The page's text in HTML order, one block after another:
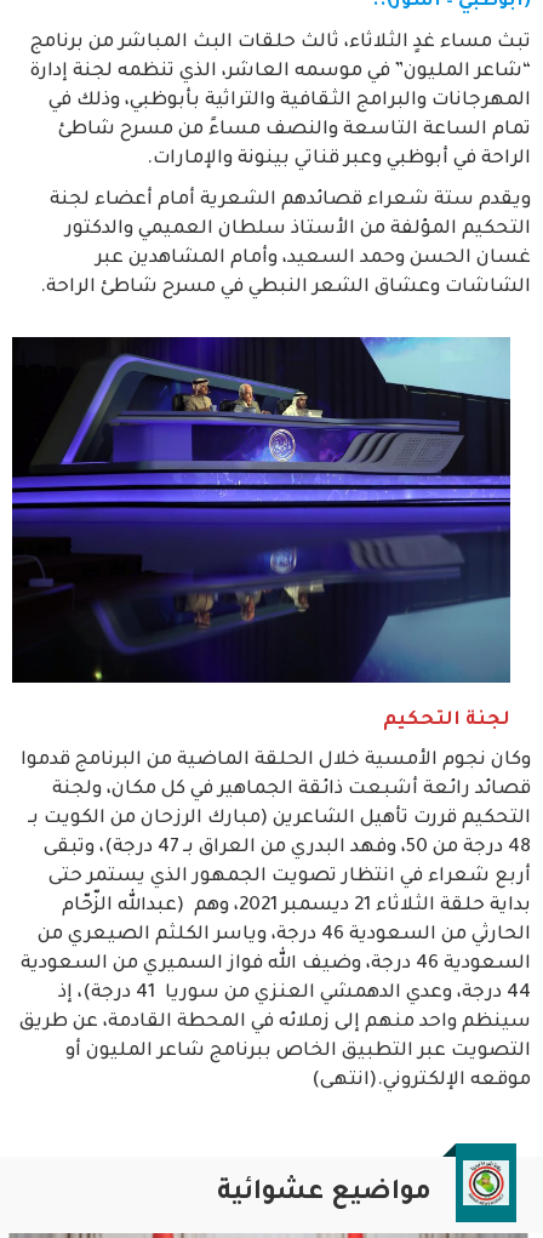
تبث مساء غدٍ الثلاثاء، ثالث حلقات البث المباشر من برنامج
“شاعر المليون” في موسمه العاشر، الذي تنظمه لجنة إدارة
المهرجانات والبرامج الثقافية والتراثية بأبوظبي، وذلك في
تمام الساعة التاسعة والنصف مساءً من مسرح شاطئ
الراحة في أبوظبي وعبر قناتي بينونة والإمارات.
ويقدم ستة شعراء قصائدهم الشعرية أمام أعضاء لجنة
التحكيم المؤلفة من الأستاذ سلطان العميمي والدكتور
غسان الحسن وحمد السعيد، وأمام المشاهدين عبر
الشاشات وعشاق الشعر النبطي في مسرح شاطئ الراحة.
لجنة التحكيم
وكان نجوم الأمسية خلال الحلقة الماضية من البرنامج قدموا
قصائد رائعة أشبعت ذائقة الجماهير في كل مكان، ولجنة
التحكيم قررت تأهيل الشاعرين (مبارك الرزحان من الكويت بـ
48 درجة من 50، وفهد البدري من العراق بـ 47 درجة)، وتبقى
أربع شعراء في انتظار تصويت الجمهور الذي يستمر حتى
بداية حلقة الثلاثاء 21 ديسمبر 2021، وهم (عبدالله الزّحّام
الحارثي من السعودية 46 درجة، وياسر الكلثم الصيعري من
السعودية 46 درجة، وضيف الله فواز السميري من السعودية
44 درجة، وعدي الدهمشي العنزي من سوريا 41 درجة)، إذ
سينظم واحد منهم إلى زملائه في المحطة القادمة، عن طريق
التصويت عبر التطبيق الخاص ببرنامج شاعر المليون أو
موقعه الإلكتروني.(انتهى)
مواضيع عشوائية